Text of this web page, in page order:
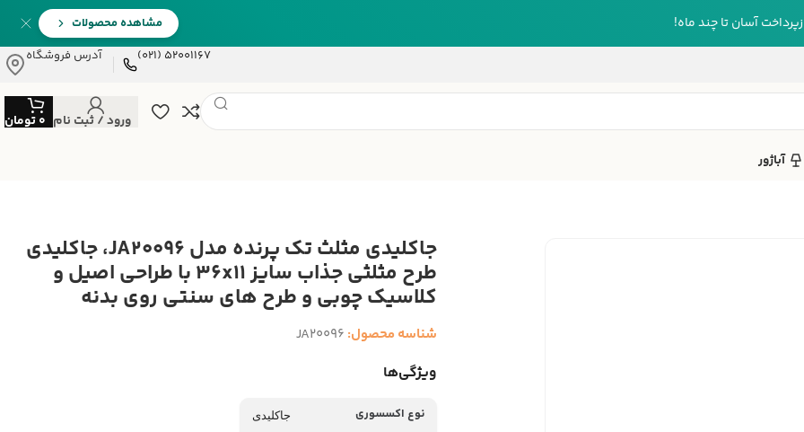
آسان تا چند ماه!
مشاهده محصولات
52001167 (021)
آدرس فروشگاه
ورود / ثبت نام 0تومان
آباژور
جاکلیدی مثلث تک پرنده مدل JA20096، جاکلیدی
طرح مثلثی جذاب سایز 36x11 با طراحی اصیل و
کلاسیک چوبی و طرح های سنتی روی بدنه
شناسه محصول: JA20096
ویژگی‌ها
نوع اکسسوری جاکلیدی